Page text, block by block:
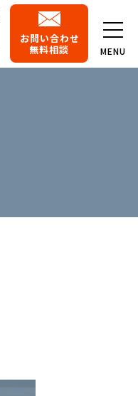
お問い合わせ
無料相談
MENU